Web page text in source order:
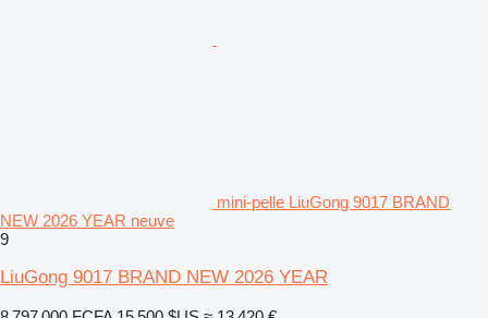
mini-pelle LiuGong 9017 BRAND
NEW 2026 YEAR neuve
9
LiuGong 9017 BRAND NEW 2026 YEAR